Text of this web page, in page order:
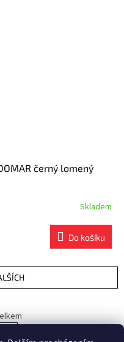
černý lomený
Skladem
Do košíku